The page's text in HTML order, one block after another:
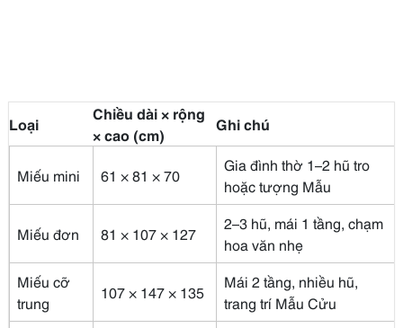
Loại
Chiều dài × rộng
× cao (cm)
Ghi chú
Miếu mini 61 × 81 × 70
Gia đình thờ 1–2 hũ tro
hoặc tượng Mẫu
Miếu đơn 81 × 107 × 127
2–3 hũ, mái 1 tầng, chạm
hoa văn nhẹ
Miếu cỡ
trung
107 × 147 × 135
Mái 2 tầng, nhiều hũ,
trang trí Mẫu Cửu